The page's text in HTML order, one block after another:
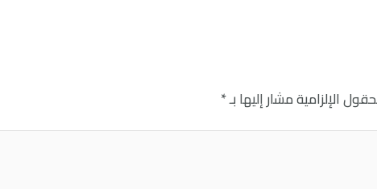
الإلزامية مشار إليها بـ*